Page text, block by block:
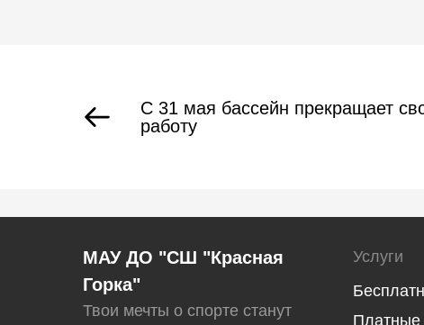
С 31 мая бассейн прекращает
работу
МАУ ДО "СШ "Красная
Горка"
Твои мечты о спорте станут
Услуги
Платные